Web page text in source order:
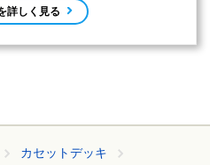
詳しく見る
カセットデッキ